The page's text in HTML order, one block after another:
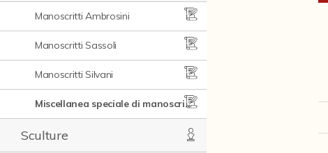
Manoscritti Ambrosini
Manoscritti Sassoli
Manoscritti Silvani
Miscellanea speciale di manoscritti e materiali documentari
Sculture